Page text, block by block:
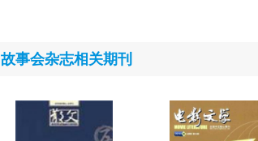
故事会杂志相关期刊